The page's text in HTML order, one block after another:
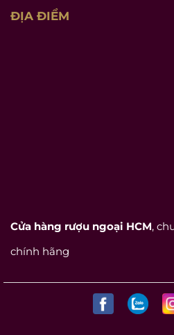
ĐỊA ĐIỂM
Cửa hàng rượu ngoại HCM,
chính hãng